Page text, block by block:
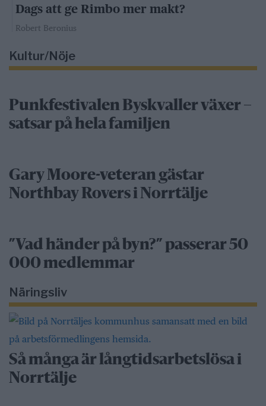
Dags att ge Rimbo mer makt?
Robert Beronius
Kultur/Nöje
Punkfestivalen Byskvaller växer –
satsar på hela familjen
Gary Moore-veteran gästar
Northbay Rovers i Norrtälje
”Vad händer på byn?” passerar 50
000 medlemmar
Näringsliv
Så många är långtidsarbetslösa i
Norrtälje